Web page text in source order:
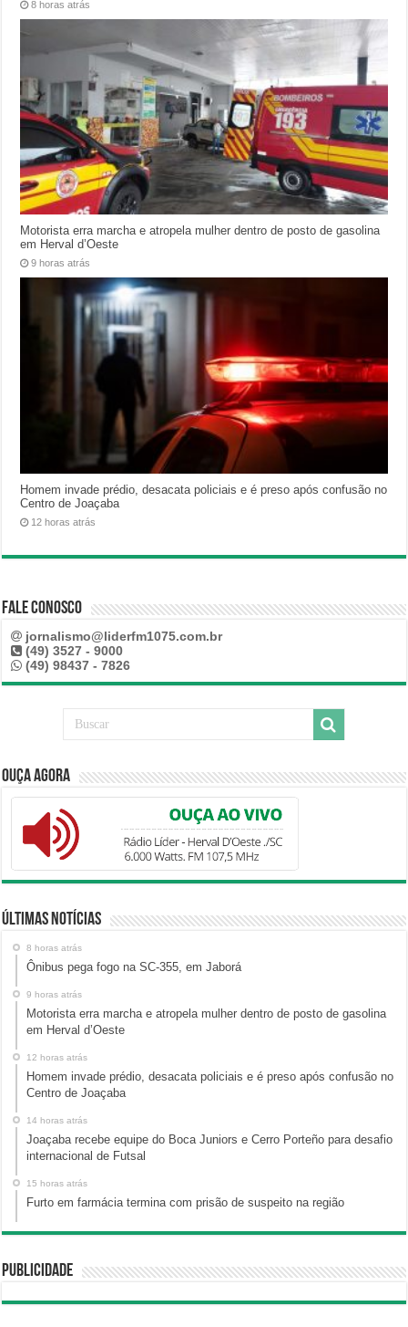
8 horas atrás
Motorista erra marcha e atropela mulher dentro de posto de gasolina
em Herval d’Oeste
9 horas atrás
Homem invade prédio, desacata policiais e é preso após confusão no
Centro de Joaçaba
12 horas atrás
Fale Conosco
jornalismo@liderfm1075.com.br
(49) 3527 - 9000
(49) 98437 - 7826
Ouça Agora
Últimas Notícias
8 horas atrás
Ônibus pega fogo na SC-355, em Jaborá
9 horas atrás
Motorista erra marcha e atropela mulher dentro de posto de gasolina
em Herval d’Oeste
12 horas atrás
Homem invade prédio, desacata policiais e é preso após confusão no
Centro de Joaçaba
14 horas atrás
Joaçaba recebe equipe do Boca Juniors e Cerro Porteño para desafio
internacional de Futsal
15 horas atrás
Furto em farmácia termina com prisão de suspeito na região
Publicidade